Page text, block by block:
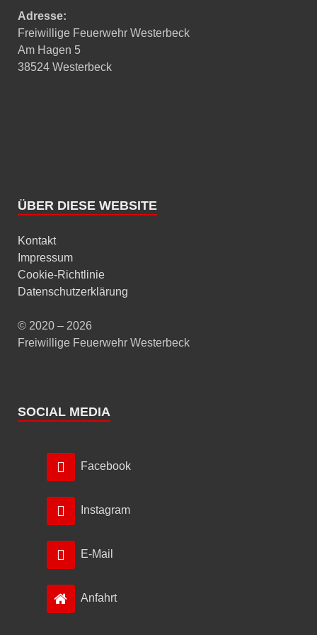
Adresse:
Freiwillige Feuerwehr Westerbeck
Am Hagen 5
38524 Westerbeck
ÜBER DIESE WEBSITE
Kontakt
Impressum
Cookie-Richtlinie
Datenschutzerklärung
© 2020 – 2026
Freiwillige Feuerwehr Westerbeck
SOCIAL MEDIA
Facebook
Instagram
E-Mail
Anfahrt